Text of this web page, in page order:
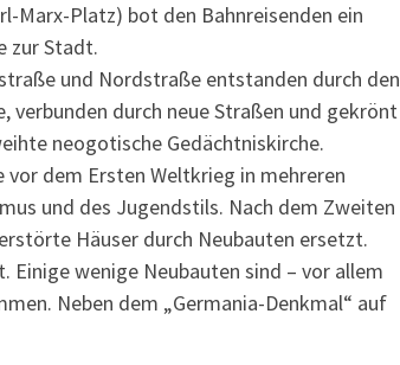
Marx-Platz) bot den Bahnreisenden ein
zur Stadt.
und Nordstraße entstanden durch den
verbunden durch neue Straßen und gekrönt
neogotische Gedächtniskirche.
vor dem Ersten Weltkrieg in mehreren
und des Jugendstils. Nach dem Zweiten
Häuser durch Neubauten ersetzt.
wenige Neubauten sind – vor allem
Neben dem „Germania-Denkmal“ auf